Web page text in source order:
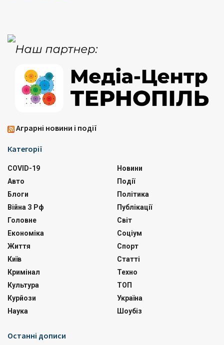
Аграрні новини і події
Категорії
COVID-19
Авто
Блоги
Війна З Рф
Головне
Економіка
Життя
Київ
Кримінал
Культура
Курйози
Наука
Новини
Події
Політика
Публікації
Світ
Соціум
Спорт
Статті
Техно
ТОП
Україна
Шоубіз
Останні дописи